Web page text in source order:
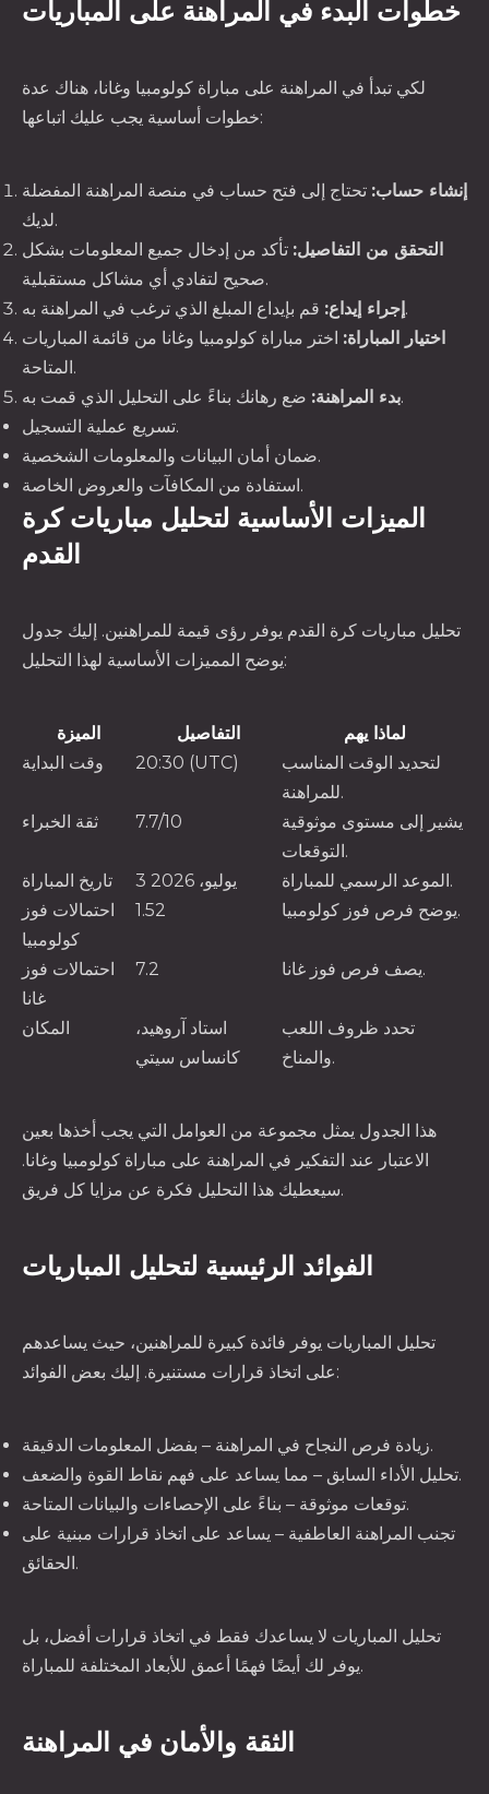
خطوات البدء في المراهنة على المباريات
لكي تبدأ في المراهنة على مباراة كولومبيا وغانا، هناك عدة
خطوات أساسية يجب عليك اتباعها:
إنشاء حساب: تحتاج إلى فتح حساب في منصة المراهنة المفضلة
لديك.
التحقق من التفاصيل: تأكد من إدخال جميع المعلومات بشكل
صحيح لتفادي أي مشاكل مستقبلية.
إجراء إيداع:قم بإيداع المبلغ الذي ترغب في المراهنة به.
اختيار المباراة: اختر مباراة كولومبيا وغانا من قائمة المباريات
المتاحة.
بدء المراهنة:ضع رهانك بناءً على التحليل الذي قمت به.
تسريع عملية التسجيل.
ضمان أمان البيانات والمعلومات الشخصية.
استفادة من المكافآت والعروض الخاصة.
الميزات الأساسية لتحليل مباريات كرة
القدم
تحليل مباريات كرة القدم يوفر رؤى قيمة للمراهنين. إليك جدول
يوضح المميزات الأساسية لهذا التحليل:
الميزة التفاصيل
لماذا يهم
وقت البداية
20:30 (UTC)
لتحديد الوقت المناسب
للمراهنة.
ثقة الخبراء
7.7/10
يشير إلى مستوى موثوقية
التوقعات.
تاريخ المباراة
3 يوليو، 2026
الموعد الرسمي للمباراة.
احتمالات فوز
كولومبيا
1.52 يوضح فرص فوز كولومبيا.
احتمالات فوز
غانا
7.2 يصف فرص فوز غانا.
المكان
استاد آروهيد،
كانساس سيتي
تحدد ظروف اللعب
والمناخ.
هذا الجدول يمثل مجموعة من العوامل التي يجب أخذها بعين
الاعتبار عند التفكير في المراهنة على مباراة كولومبيا وغانا.
سيعطيك هذا التحليل فكرة عن مزايا كل فريق.
الفوائد الرئيسية لتحليل المباريات
تحليل المباريات يوفر فائدة كبيرة للمراهنين، حيث يساعدهم
على اتخاذ قرارات مستنيرة. إليك بعض الفوائد:
زيادة فرص النجاح في المراهنة – بفضل المعلومات الدقيقة.
تحليل الأداء السابق – مما يساعد على فهم نقاط القوة والضعف.
توقعات موثوقة – بناءً على الإحصاءات والبيانات المتاحة.
تجنب المراهنة العاطفية – يساعد على اتخاذ قرارات مبنية على
الحقائق.
تحليل المباريات لا يساعدك فقط في اتخاذ قرارات أفضل، بل
يوفر لك أيضًا فهمًا أعمق للأبعاد المختلفة للمباراة.
الثقة والأمان في المراهنة
PREVIOUS